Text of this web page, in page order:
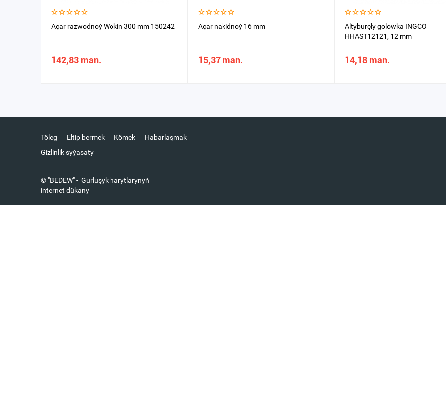
Açar razwodnoý Wokin 300 mm 150242
142,83 man.
Açar nakidnoý 16 mm
15,37 man.
Altyburçly golowka INGCO
HHAST12121, 12 mm
14,18 man.
Töleg Eltip bermek Kömek
Habarlaşmak
Gizlinlik syýasaty
© "BEDEW" - Gurluşyk harytlarynyň
internet dükany